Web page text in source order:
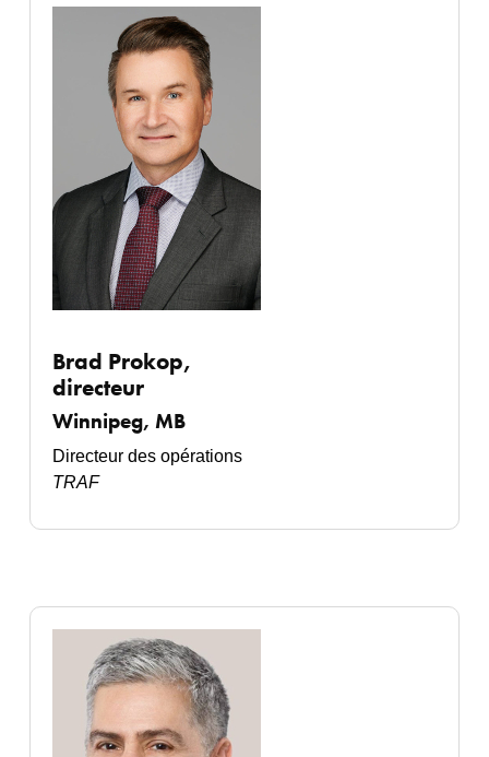
Brad Prokop,
directeur
Winnipeg, MB
Directeur des opérations
TRAF